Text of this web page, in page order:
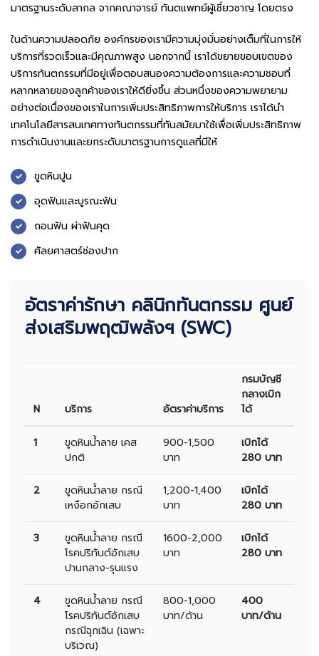
มาตรฐานระดับสากล จากคณาจารย์ ทันตแพทย์ผู้เชี่ยวชาญ โดยตรง
ในด้านความปลอดภัย องค์กรของเรามีความมุ่งมั่นอย่างเต็มที่ในการให้
บริการที่รวดเร็วและมีคุณภาพสูง นอกจากนี้ เราได้ขยายขอบเขตของ
บริการทันตกรรมที่มีอยู่เพื่อตอบสนองความต้องการและความชอบที่
หลากหลายของลูกค้าของเราให้ดียิ่งขึ้น ส่วนหนึ่งของความพยายาม
อย่างต่อเนื่องของเราในการเพิ่มประสิทธิภาพการให้บริการ เราได้นำ
เทคโนโลยีสารสนเทศทางทันตกรรมที่ทันสมัยมาใช้เพื่อเพิ่มประสิทธิภาพ
การดำเนินงานและยกระดับมาตรฐานการดูแลที่มีให้
ขูดหินปูน
อุดฟันและบูรณะฟัน
ถอนฟัน ผ่าฟันคุด
ศัลยศาสตร์ช่องปาก
อัตราค่ารักษา คลินิกทันตกรรม ศูนย์
ส่งเสริมพฤฒิพลังฯ (SWC)
N บริการ อัตราค่าบริการ
กรมบัญชี
กลางเบิก
ได้
1
ขูดหินน้ำลาย เคส
ปกติ
900-1,500
บาท
เบิกได้
280 บาท
2
ขูดหินน้ำลาย กรณี
เหงือกอักเสบ
1,200-1,400
บาท
เบิกได้
280 บาท
3
ขูดหินน้ำลาย กรณี
โรคปริทันต์อักเสบ
ปานกลาง-รุนแรง
1600-2,000
บาท
เบิกได้
280 บาท
4
ขูดหินน้ำลาย กรณี
โรคปริทันต์อักเสบ
กรณีฉุกเฉิน (เฉพาะ
บริเวณ)
800-1,000
บาท/ด้าน
400
บาท/ด้าน